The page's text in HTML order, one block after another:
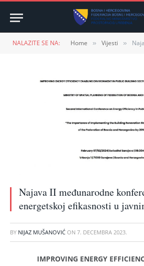
NALAZITE SE NA: Home » Vijesti » Najava II
Najava II međunarodne
energetskoj efikasnosti u
BY NIJAZ MUŠANOVIĆ ON 7. DECEMBRA 2023.
IMPROVING ENERGY